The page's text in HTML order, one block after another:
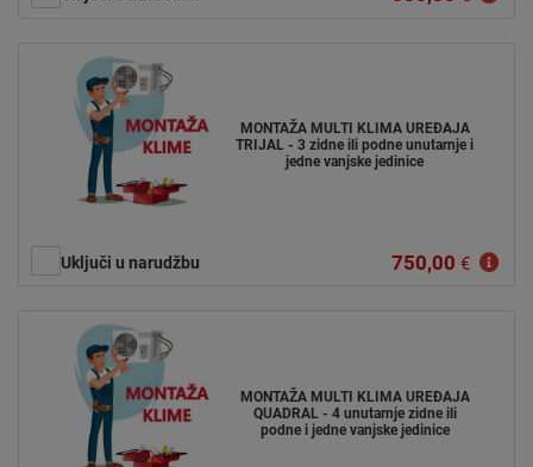
MONTAŽA MULTI KLIMA UREĐAJA
TRIJAL - 3 zidne ili podne unutarnje i
jedne vanjske jedinice
Uključi u narudžbu 750,00 €
MONTAŽA MULTI KLIMA UREĐAJA
QUADRAL - 4 unutarnje zidne ili
podne i jedne vanjske jedinice